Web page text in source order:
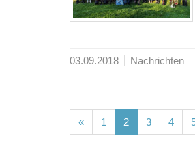
03.09.2018 Nachrichten
« 1 (current)
2(current)
3(current)
4